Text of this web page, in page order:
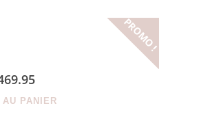
PROMO !
PANIER